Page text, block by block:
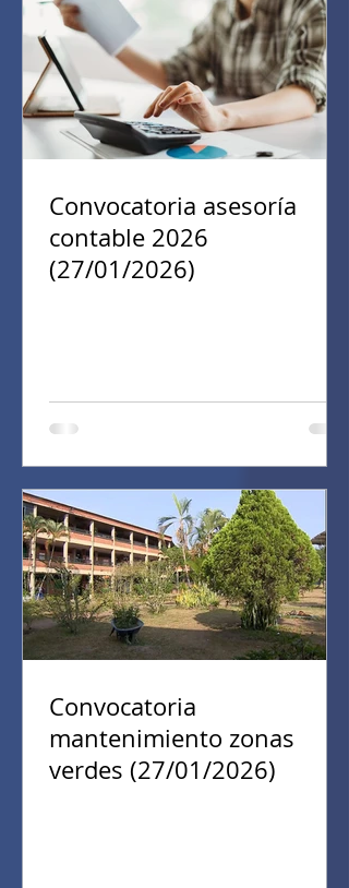
Convocatoria asesoría
contable 2026
(27/01/2026)
Convocatoria
mantenimiento zonas
verdes (27/01/2026)